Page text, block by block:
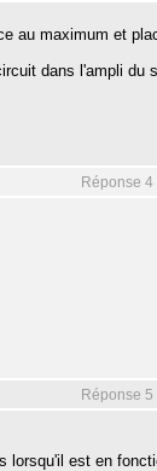
au maximum et
dans l'ampli du
Réponse
Réponse
lorsqu'il est en